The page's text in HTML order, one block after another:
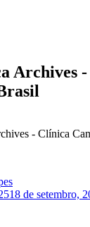
Archives
- Clínica
18 de setembro,